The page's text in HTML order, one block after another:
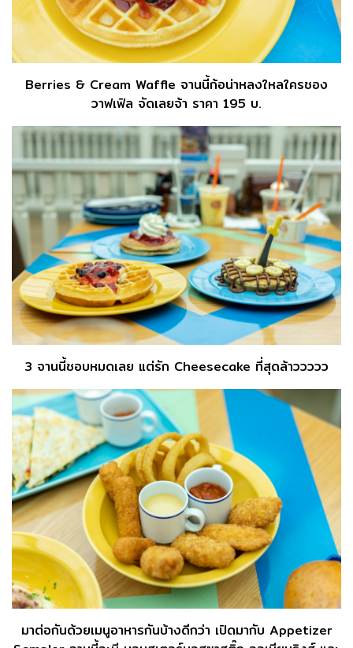
Berries & Cream Waffle จานนี้ก้อน่าหลงใหลใครชอง
วาฟเฟิล จัดเลยจ้า ราคา 195 บ.
3 จานนี้ชอบหมดเลย แต่รัก Cheesecake ที่สุดล้าววววว
มาต่อกันด้วยเมนูอาหารกันบ้างดีกว่า เปิดมากับ Appetizer